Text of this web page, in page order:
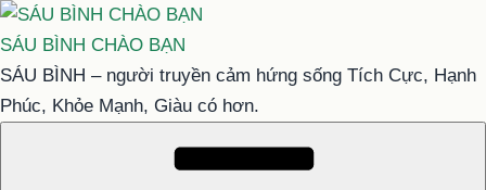
Chuyển
đến
phần
nội
SÁU BÌNH CHÀO BẠN
SÁU BÌNH – người truyền cảm hứng sống Tích Cực, Hạnh
Phúc, Khỏe Mạnh, Giàu có hơn.